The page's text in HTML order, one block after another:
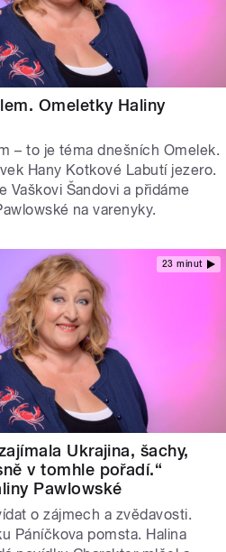
Omeletky Haliny
– to je téma dnešních Omelek.
Hany Kotkové Labutí jezero.
Vaškovi Šandovi a přidáme
na varenyky.
23 minut
Ukrajina, šachy,
v tomhle pořadí.“
Pawlowské
o zájmech a zvědavosti.
Páníčkova pomsta. Halina